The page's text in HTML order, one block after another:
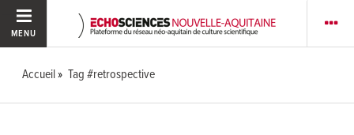
MENU
Accueil Tag #retrospective